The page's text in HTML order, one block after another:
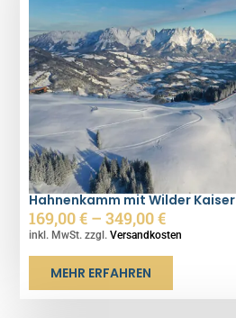
Hahnenkamm mit Wilder Kaiser
169,00€ –349,00€
inkl. MwSt. zzgl.Versandkosten
MEHR ERFAHREN